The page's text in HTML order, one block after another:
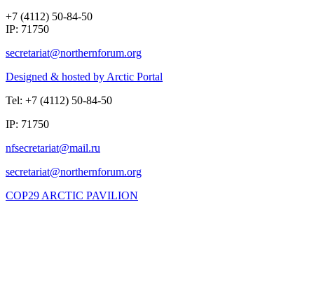
+7 (4112) 50-84-50
IP: 71750
Designed & hosted by Arctic Portal
Tel: +7 (4112) 50-84-50
IP: 71750
COP29 ARCTIC PAVILION